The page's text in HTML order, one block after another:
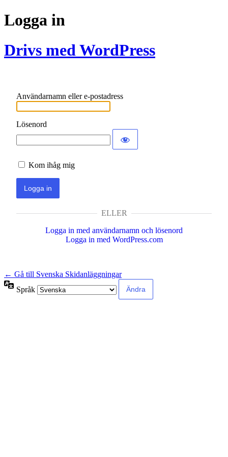
Logga in
Drivs med WordPress
Användarnamn eller e-postadress
Lösenord
Kom ihåg mig
ELLER
Logga in med användarnamn och lösenord
Logga in med WordPress.com
← Gå till Svenska Skidanläggningar
Språk